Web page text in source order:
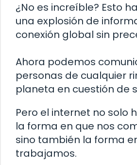
¿No es increíble? Esto
una explosión de
conexión global sin
Ahora podemos
personas de cualquier
planeta en cuestión de
Pero el internet no solo
la forma en que nos
sino también la forma
trabajamos.